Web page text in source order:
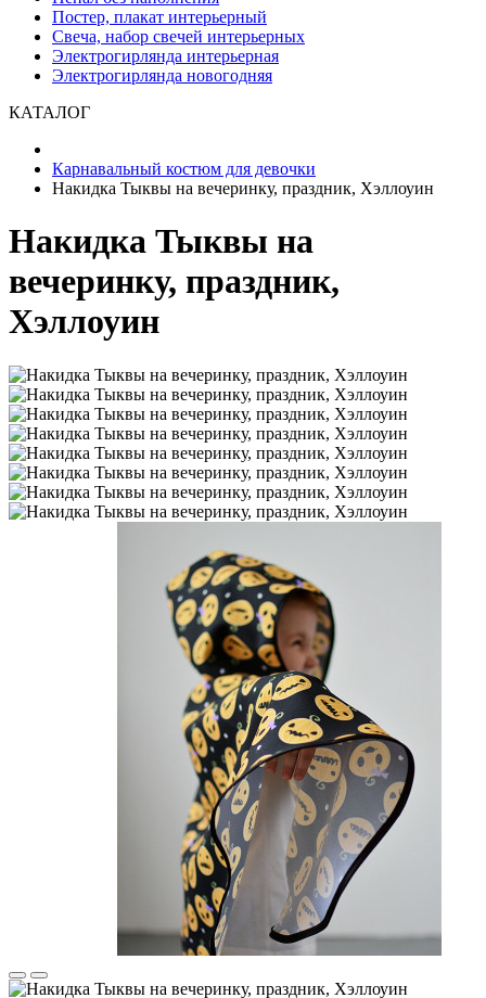
Постер, плакат интерьерный
Свеча, набор свечей интерьерных
Электрогирлянда интерьерная
Электрогирлянда новогодняя
КАТАЛОГ
Карнавальный костюм для девочки
Накидка Тыквы на вечеринку, праздник, Хэллоуин
Накидка Тыквы на
вечеринку, праздник,
Хэллоуин